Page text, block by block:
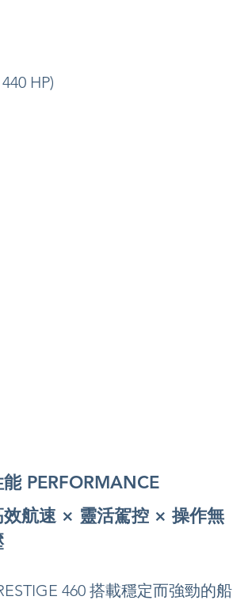
HP)
PERFORMANCE
效航速 × 靈活駕控 × 操作無
460 搭載穩定而強勁的船